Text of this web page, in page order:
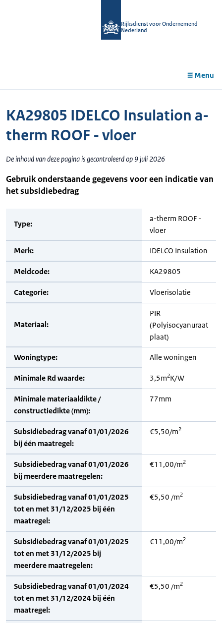
Rijksdienst voor Ondernemend
Nederland
Menu
KA29805 IDELCO Insulation a-
therm ROOF - vloer
De inhoud van deze pagina is gecontroleerd op 9 juli 2026
Gebruik onderstaande gegevens voor een indicatie van
het subsidiebedrag
Type:
a-therm ROOF -
vloer
Merk: IDELCO Insulation
Meldcode: KA29805
Categorie: Vloerisolatie
Materiaal:
PIR
(Polyisocyanuraat
plaat)
Woningtype: Alle woningen
Minimale Rd waarde: 3,5m2K/W
Minimale materiaaldikte /
constructiedikte (mm):
77mm
Subsidiebedrag vanaf 01/01/2026
bij één maatregel:
€5,50/m2
Subsidiebedrag vanaf 01/01/2026
bij meerdere maatregelen:
€11,00/m2
Subsidiebedrag vanaf 01/01/2025
tot en met 31/12/2025 bij één
maatregel:
€5,50 /m2
Subsidiebedrag vanaf 01/01/2025
tot en met 31/12/2025 bij
meerdere maatregelen:
€11,00/m2
Subsidiebedrag vanaf 01/01/2024
tot en met 31/12/2024 bij één
maatregel:
€5,50 /m2